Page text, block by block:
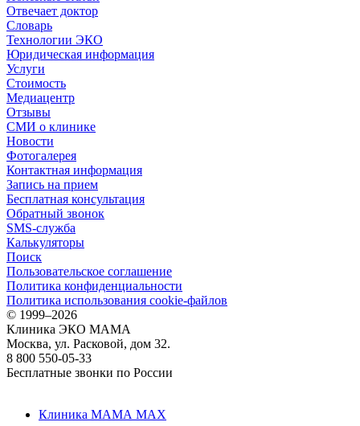
Отвечает доктор
Словарь
Технологии ЭКО
Юридическая информация
Услуги
Стоимость
Медиацентр
Отзывы
СМИ о клинике
Новости
Фотогалерея
Контактная информация
Запись на прием
Бесплатная консультация
Обратный звонок
SMS-служба
Калькуляторы
Поиск
Пользовательское соглашение
Политика конфиденциальности
Политика использования cookie-файлов
© 1999–2026
Клиника ЭКО МАМА
Москва, ул. Расковой, дом 32.
8 800 550-05-33
Бесплатные звонки по России
Клиника МАМА MAX